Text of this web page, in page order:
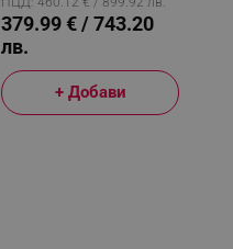
379.99 € / 743.20
лв.
+ Добави